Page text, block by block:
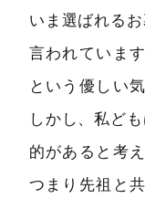
いま選ばれる
言われていま
という優しい
しかし、私ど
的があると考
つまり先祖と